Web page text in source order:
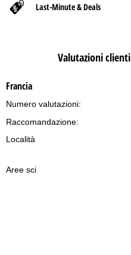
Last-Minute & Deals
Valutazioni clienti
Francia
Numero valutazioni:
Raccomandazione:
Località
Aree sci